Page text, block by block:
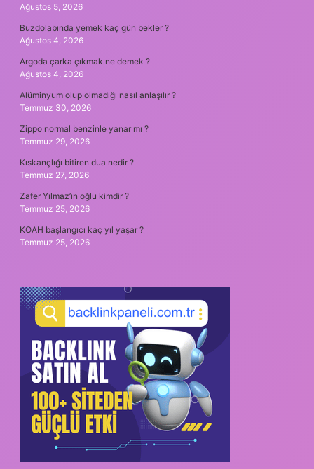
Ağustos 5, 2026
Buzdolabında yemek kaç gün bekler ?
Ağustos 4, 2026
Argoda çarka çıkmak ne demek ?
Ağustos 4, 2026
Alüminyum olup olmadığı nasıl anlaşılır ?
Temmuz 30, 2026
Zippo normal benzinle yanar mı ?
Temmuz 29, 2026
Kıskançlığı bitiren dua nedir ?
Temmuz 27, 2026
Zafer Yılmaz’ın oğlu kimdir ?
Temmuz 25, 2026
KOAH başlangıcı kaç yıl yaşar ?
Temmuz 25, 2026